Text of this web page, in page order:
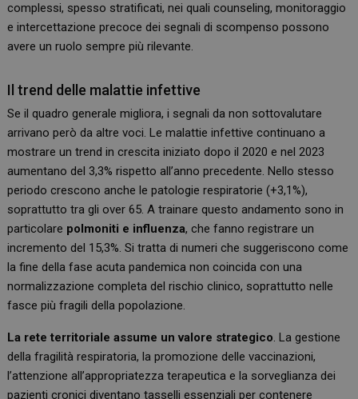
complessi, spesso stratificati, nei quali counseling, monitoraggio
e intercettazione precoce dei segnali di scompenso possono
avere un ruolo sempre più rilevante.
Il trend delle malattie infettive
Se il quadro generale migliora, i segnali da non sottovalutare
arrivano però da altre voci. Le malattie infettive continuano a
mostrare un trend in crescita iniziato dopo il 2020 e nel 2023
aumentano del 3,3% rispetto all’anno precedente. Nello stesso
periodo crescono anche le patologie respiratorie (+3,1%),
soprattutto tra gli over 65. A trainare questo andamento sono in
particolare polmoniti e influenza, che fanno registrare un
incremento del 15,3%. Si tratta di numeri che suggeriscono come
la fine della fase acuta pandemica non coincida con una
normalizzazione completa del rischio clinico, soprattutto nelle
fasce più fragili della popolazione.
La rete territoriale assume un valore strategico. La gestione
della fragilità respiratoria, la promozione delle vaccinazioni,
l’attenzione all’appropriatezza terapeutica e la sorveglianza dei
pazienti cronici diventano tasselli essenziali per contenere